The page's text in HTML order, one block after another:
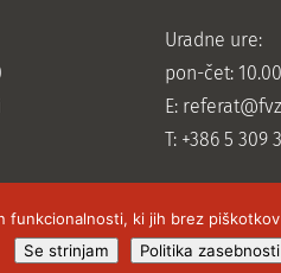
Uradne ure:
pon-čet:
E:
T: +386 5 309
spletnih strani -Hyper Fox
ki jih brez
Se strinjam
Politika zasebnosti